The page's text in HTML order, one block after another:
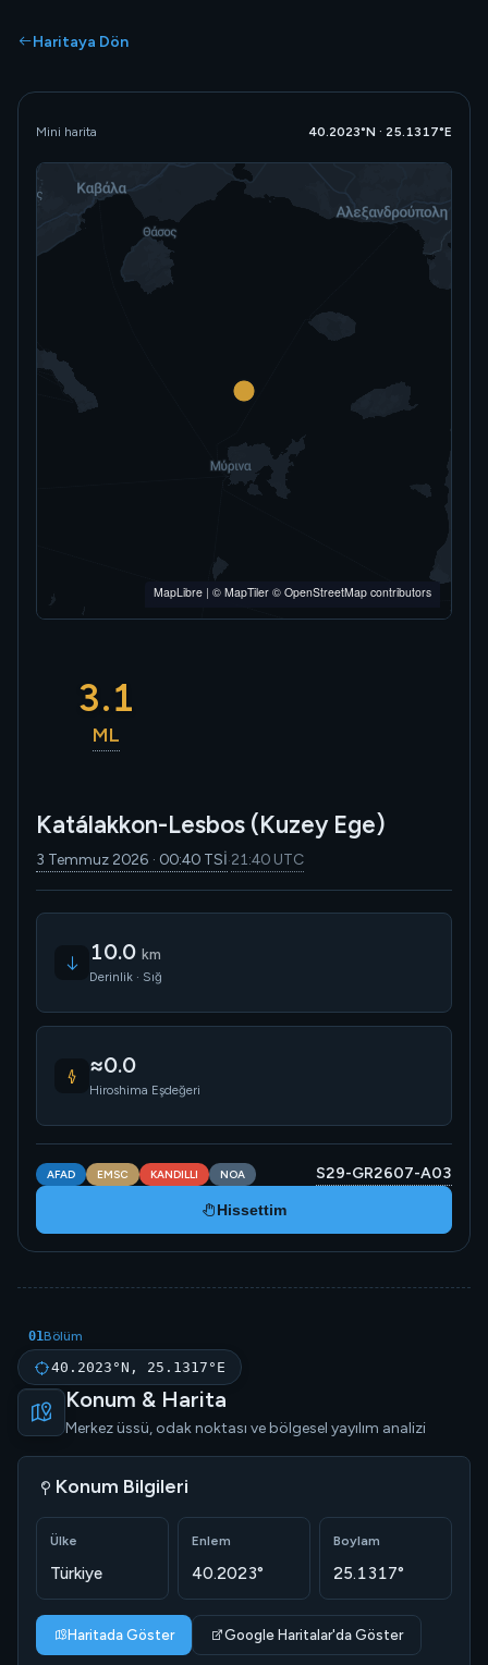
Haritaya Dön
3.1
ML
Katálakkon-Lesbos (Kuzey Ege)
3 Temmuz 2026 · 00:40 TSİ·21:40 UTC
10.0 km
Derinlik · Sığ
≈0.0
Hiroshima Eşdeğeri
AFAD EMSC KANDILLI NOA S29-GR2607-A03
Hissettim
Mini harita 40.2023°N · 25.1317°E
MapLibre | © MapTiler © OpenStreetMap contributors
01Bölüm
40.2023°N, 25.1317°E
Konum & Harita
Merkez üssü, odak noktası ve bölgesel yayılım analizi
Konum Bilgileri
Ülke
Türkiye
Enlem
40.2023°
Boylam
25.1317°
Haritada Göster Google Haritalar'da Göster